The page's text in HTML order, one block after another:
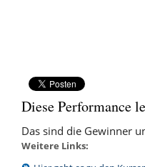
mit diesem Anbieter. Sie
leisten können, das hohe
Bildquelle: somartin /